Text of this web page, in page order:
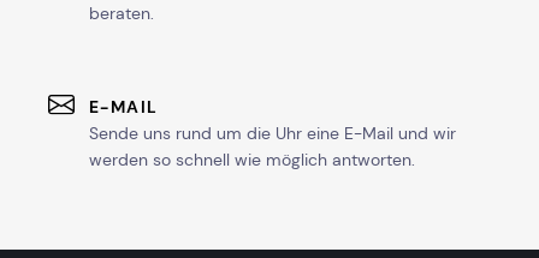
beraten.
E-MAIL
Sende uns rund um die Uhr eine E-Mail und wir
werden so schnell wie möglich antworten.